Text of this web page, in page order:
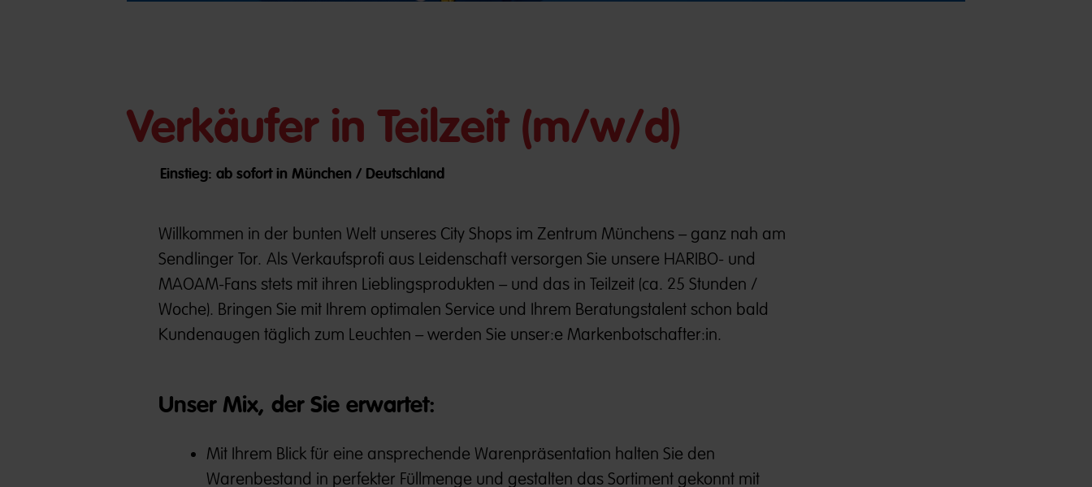
Verkäufer in Teilzeit (m/w/d)
Einstieg: ab sofort in München / Deutschland
Willkommen in der bunten Welt unseres City Shops im Zentrum Münchens – ganz nah am
Sendlinger Tor. Als Verkaufsprofi aus Leidenschaft versorgen Sie unsere HARIBO- und
MAOAM-Fans stets mit ihren Lieblingsprodukten – und das in Teilzeit (ca. 25 Stunden /
Woche). Bringen Sie mit Ihrem optimalen Service und Ihrem Beratungstalent schon bald
Kundenaugen täglich zum Leuchten – werden Sie unser:e Markenbotschafter:in.
Unser Mix, der Sie erwartet:
Mit Ihrem Blick für eine ansprechende Warenpräsentation halten Sie den
Warenbestand in perfekter Füllmenge und gestalten das Sortiment gekonnt mit